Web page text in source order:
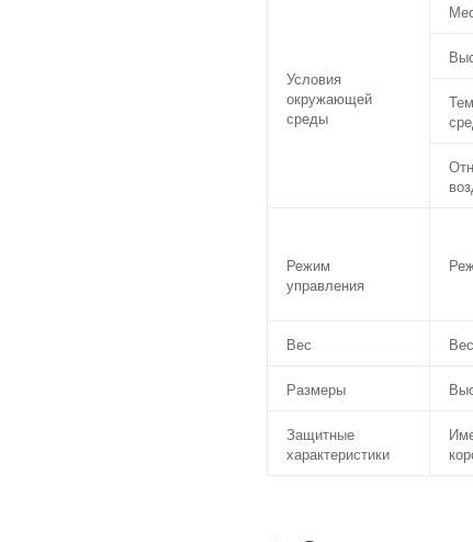
Условия
окружающей
среды
Режим
управления
Вес
Размеры
Защитные
характеристики